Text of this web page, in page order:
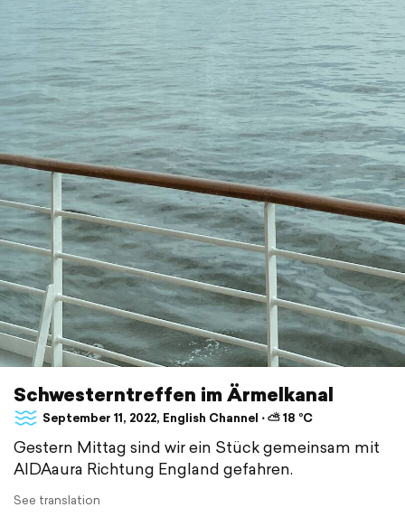
Schwesterntreffen im Ärmelkanal
September 11, 2022, English Channel ⋅ ⛅ 18 °C
Gestern Mittag sind wir ein Stück gemeinsam mit
AIDAaura Richtung England gefahren.
See translation